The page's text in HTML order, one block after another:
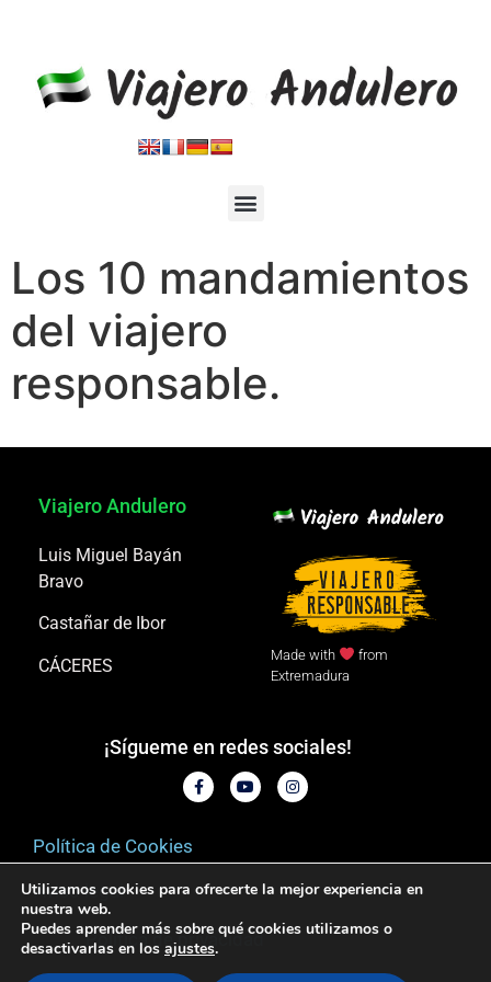
Blog de viajes por el mundo
Los 10 mandamientos
del viajero
responsable.
Viajero Andulero
Luis Miguel Bayán
Bravo
Castañar de Ibor
CÁCERES
Made with
from
Extremadura
¡Sígueme en redes sociales!
Política de Cookies
Aviso legal
Política de privacidad
Utilizamos cookies para ofrecerte la mejor experiencia en
nuestra web.
Puedes aprender más sobre qué cookies utilizamos o
desactivarlas en los ajustes.